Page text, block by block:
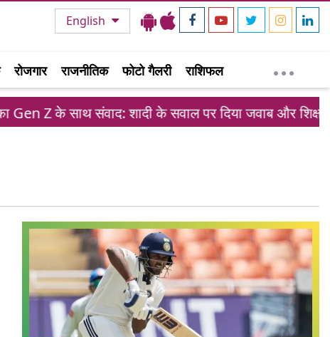
English
रोजगार राजनीतिक फोटो गैलरी राशिफल
Gen Z के साथ संवाद: शादी के सवाल पर दिया जवाब और शिक्षा